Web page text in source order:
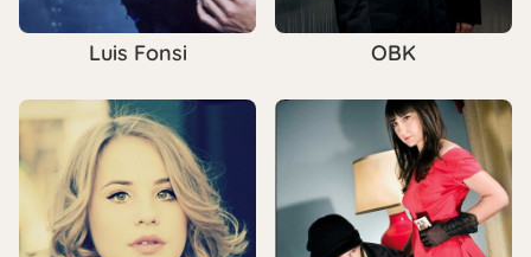
Luis Fonsi OBK